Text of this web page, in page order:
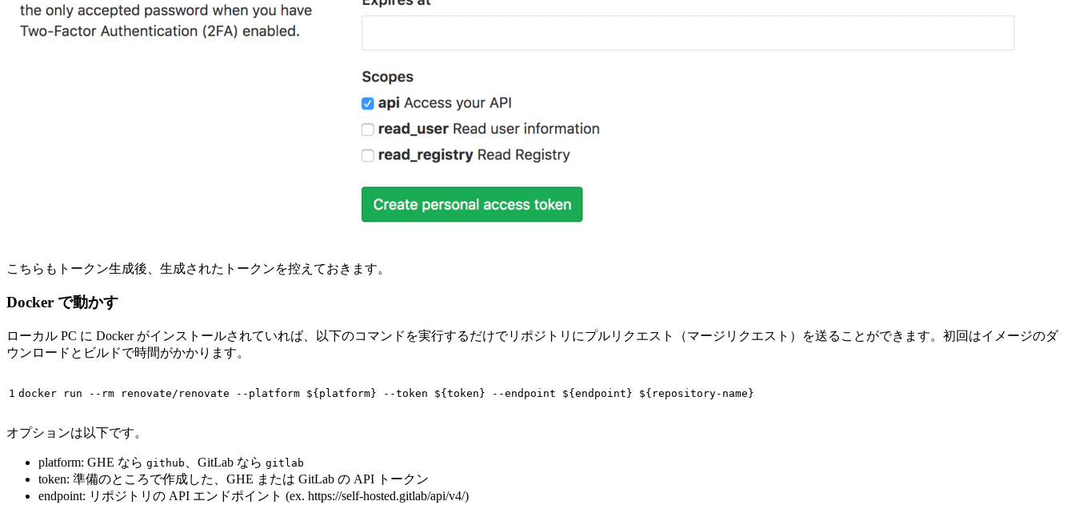
こちらもトークン生成後、生成されたトークンを控えておきます。
Docker で動かす
ローカル PC に Docker がインストールされていれば、以下のコマンドを実行するだけでリポジトリにプルリクエスト（マージリクエスト）を送ることができます。初回はイメージのダ
ウンロードとビルドで時間がかかります。
docker run --rm renovate/renovate --platform ${ platform} --token ${ token } --endpoint ${ endpoint } ${ repository-name }
オプションは以下です。
platform: GHE なら github 、GitLab なら gitlab
token: 準備のところで作成した、GHE または GitLab の API トークン
endpoint: リポジトリの API エンドポイント (ex. https://self-hosted.gitlab/api/v4/)